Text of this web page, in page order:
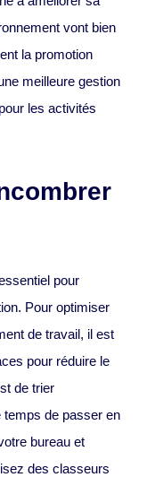
vont bien
la promotion
meilleure gestion
les activités
pour
Pour optimiser
de travail, il est
pour réduire le
de trier
temps de passer en
bureau et
des classeurs